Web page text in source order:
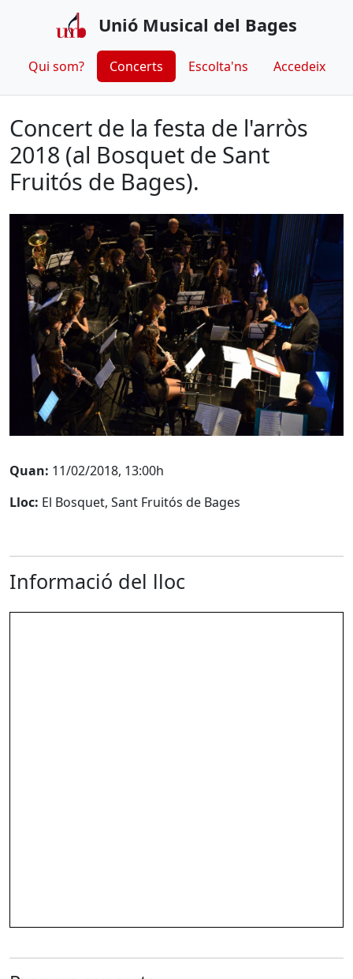
Unió Musical del Bages
Qui som? Concerts Escolta'ns Accedeix
Concert de la festa de l'arròs
2018 (al Bosquet de Sant
Fruitós de Bages).
Quan: 11/02/2018, 13:00h
Lloc: El Bosquet, Sant Fruitós de Bages
Informació del lloc